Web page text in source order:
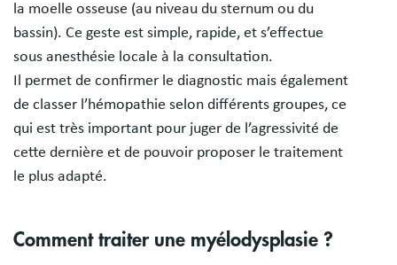
la moelle osseuse (au niveau du sternum ou du
bassin). Ce geste est simple, rapide, et s’effectue
sous anesthésie locale à la consultation.
Il permet de confirmer le diagnostic mais également
de classer l’hémopathie selon différents groupes, ce
qui est très important pour juger de l’agressivité de
cette dernière et de pouvoir proposer le traitement
le plus adapté.
Comment traiter une myélodysplasie ?